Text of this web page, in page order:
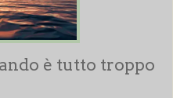
è tutto troppo